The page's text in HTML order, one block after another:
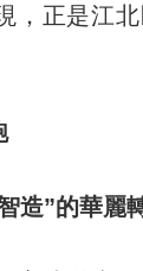
，正是江
”的華麗